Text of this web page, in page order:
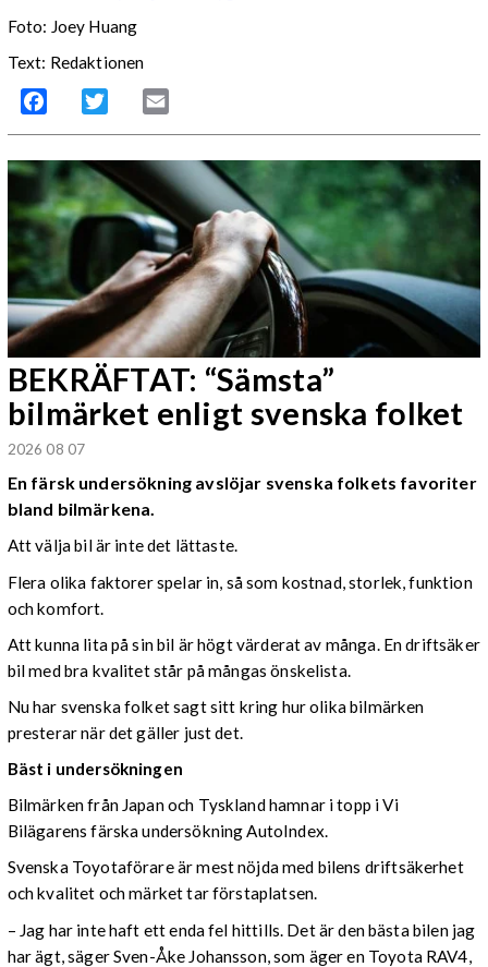
Foto: Joey Huang
Text: Redaktionen
Facebook Twitter
BEKRÄFTAT: “Sämsta”
bilmärket enligt svenska folket
2026 08 07
En färsk undersökning avslöjar svenska folkets favoriter
bland bilmärkena.
Att välja bil är inte det lättaste.
Flera olika faktorer spelar in, så som kostnad, storlek, funktion
och komfort.
Att kunna lita på sin bil är högt värderat av många. En driftsäker
bil med bra kvalitet står på mångas önskelista.
Nu har svenska folket sagt sitt kring hur olika bilmärken
presterar när det gäller just det.
Bäst i undersökningen
Bilmärken från Japan och Tyskland hamnar i topp i Vi
Bilägarens färska undersökning AutoIndex.
Svenska Toyotaförare är mest nöjda med bilens driftsäkerhet
och kvalitet och märket tar förstaplatsen.
– Jag har inte haft ett enda fel hittills. Det är den bästa bilen jag
har ägt, säger Sven-Åke Johansson, som äger en Toyota RAV4,